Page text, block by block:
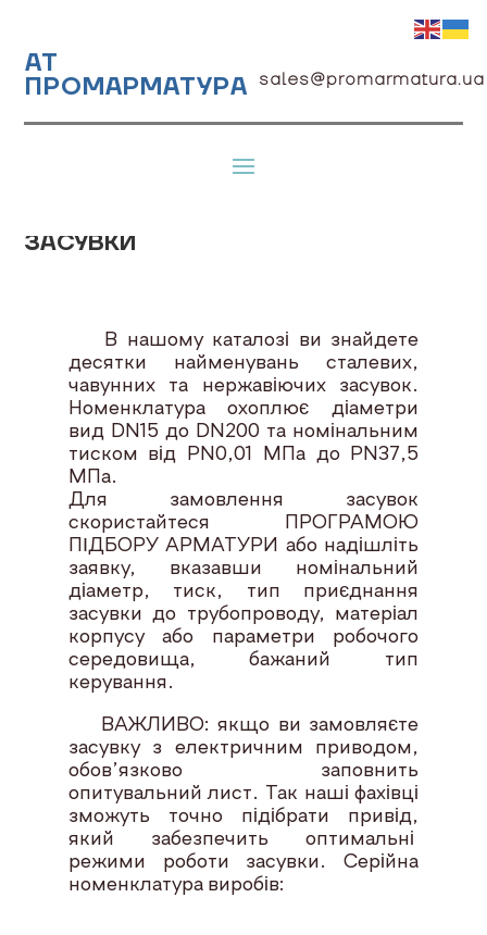
АТ
ПРОМАРМАТУРА sales@promarmatura.ua
ЗАСУВКИ
В нашому каталозі ви знайдете
десятки найменувань сталевих,
чавунних та нержавіючих засувок.
Номенклатура охоплює діаметри
вид DN15 до DN200 та номінальним
тиском від PN0,01 МПа до PN37,5
МПа.
Для замовлення засувок
скористайтеся ПРОГРАМОЮ
ПІДБОРУ АРМАТУРИ або надішліть
заявку, вказавши номінальний
діаметр, тиск, тип приєднання
засувки до трубопроводу, матеріал
корпусу або параметри робочого
середовища, бажаний тип
керування.
ВАЖЛИВО: якщо ви замовляєте
засувку з електричним приводом,
обов’язково заповнить
опитувальний лист. Так наші фахівці
зможуть точно підібрати привід,
який забезпечить оптимальні
режими роботи засувки. Серійна
номенклатура виробів: